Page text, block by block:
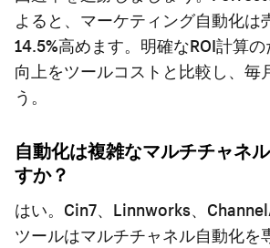
よると、マーケティング自動化は
14.5%高めます。明確なROI計算
向上をツールコストと比較し、毎
う。
自動化は複雑なマルチチャネ
すか？
はい。Cin7、Linnworks、
ツールはマルチチャネル自動化を